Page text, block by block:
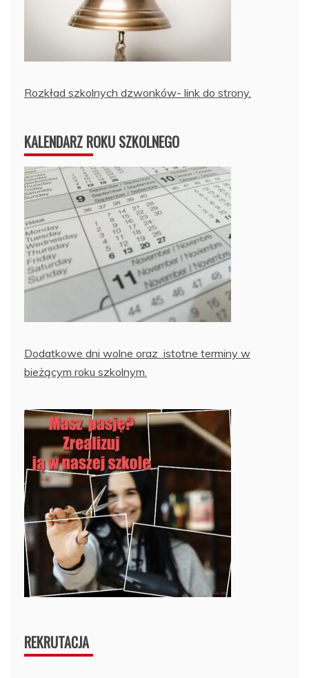
Rozkład szkolnych dzwonków- link do strony.
KALENDARZ ROKU SZKOLNEGO
Dodatkowe dni wolne oraz istotne terminy w
bieżącym roku szkolnym.
REKRUTACJA